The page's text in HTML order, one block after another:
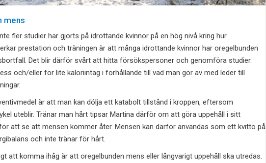
mens
fler studier har gjorts på idrottande kvinnor på en hög nivå kring hur
prestation och träningen är att många idrottande kvinnor har oregelbunden
Det blir därför svårt att hitta försökspersoner och genomföra studier.
och/eller för lite kaloriintag i förhållande till vad man gör av med leder till
är att man kan dölja ett katabolt tillstånd i kroppen, eftersom
uteblir. Tränar man hårt tipsar Martina därför om att göra uppehåll i sitt
att se att mensen kommer åter. Mensen kan därför användas som ett kvitto på
och inte tränar för hårt.
att komma ihåg är att oregelbunden mens eller långvarigt uppehåll ska utredas.